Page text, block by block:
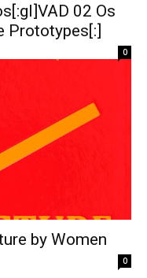
02 Os
Prototypes[:]
0
by Women
0